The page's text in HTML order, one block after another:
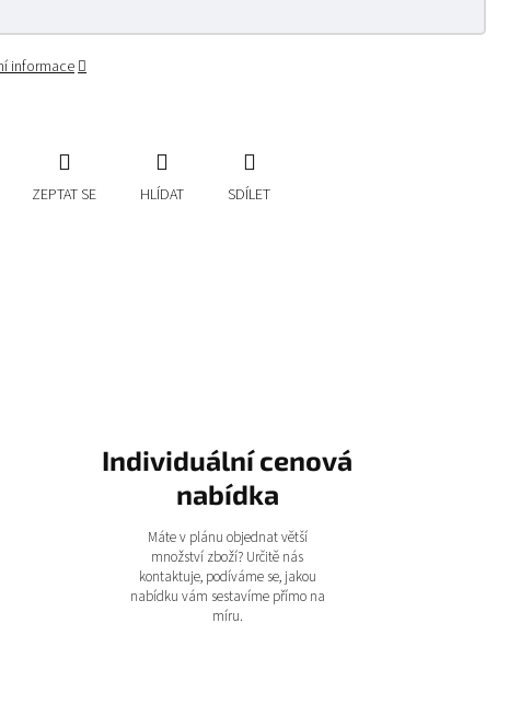
informace
ZEPTAT SE HLÍDAT SDÍLET
Individuální cenová
nabídka
Máte v plánu objednat větší
množství zboží? Určitě nás
kontaktuje, podíváme se, jakou
nabídku vám sestavíme přímo na
míru.